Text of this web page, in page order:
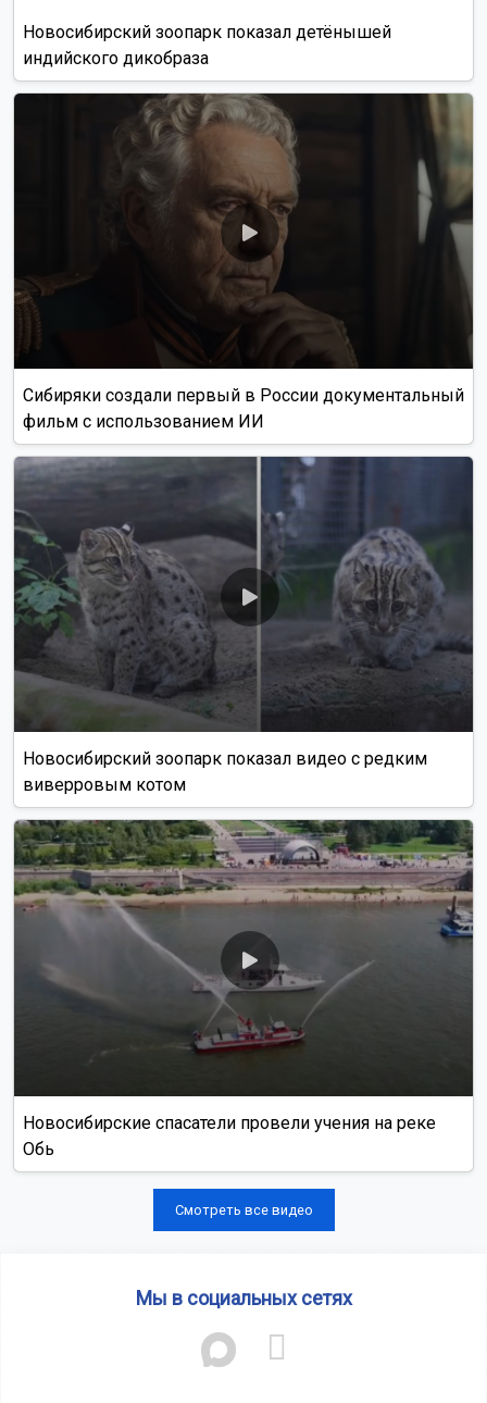
Новосибирский зоопарк показал детёнышей
индийского дикобраза
Сибиряки создали первый в России документальный
фильм с использованием ИИ
Новосибирский зоопарк показал видео с редким
виверровым котом
Новосибирские спасатели провели учения на реке
Обь
Смотреть все видео
Мы в социальных сетях